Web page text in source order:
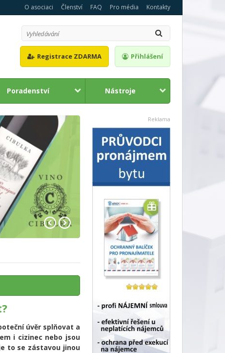
O asociaci Členství FAQ Pro média Kontakty
Registrace ZDARMA
Přihlášení
Poradenství Nástroje
Reklama
1 2
úvěr splňovat a
i cizinec nebo jsou
to se zástavou jinou